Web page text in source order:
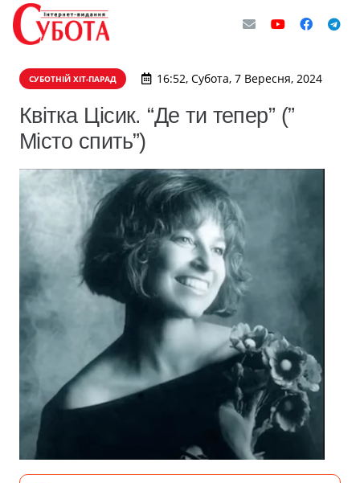
СУБОТНІЙ ХІТ-ПАРАД 16:52, Субота, 7 Вересня, 2024
Квітка Цісик. “Де ти тепер” (”
Місто спить”)